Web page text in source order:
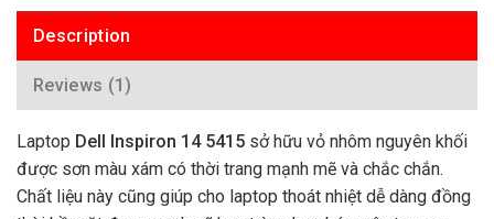
Description
Reviews (1)
Laptop Dell Inspiron 14 5415 sở hữu vỏ nhôm nguyên khối
được sơn màu xám có thời trang mạnh mẽ và chắc chắn.
Chất liệu này cũng giúp cho laptop thoát nhiệt dễ dàng đồng